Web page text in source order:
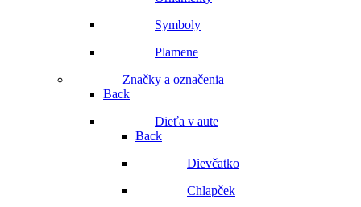
Symboly
Plamene
Značky a označenia
Back
Dieťa v aute
Back
Dievčatko
Chlapček